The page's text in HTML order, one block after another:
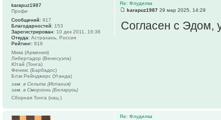
Re: Флудилка
karapuz1987 29 мар 2025, 14:29
Согласен с Эдом,
karapuz1987
Профи
Сообщений: 917
Благодарностей: 153
Зарегистрирован: 10 дек 2011, 16:36
Откуда: Астрахань, Россия
Рейтинг: 816
Мика (Армения)
Либертадор (Венесуэла)
Ютай (Тонга)
Феникс (Барбадос)
Блэк Рейнджерс (Уганда)
зам. в Сельта (Испания)
зам. в Сморгонь (Беларусь)
Сборная Тонга (нац.)
Re: Флудилка